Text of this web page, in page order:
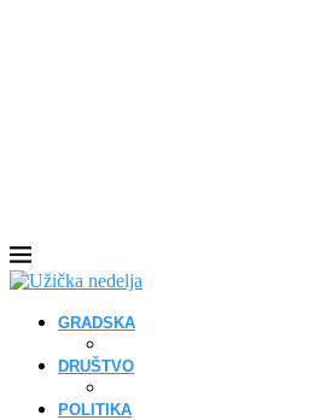
GRADSKA
DRUŠTVO
POLITIKA